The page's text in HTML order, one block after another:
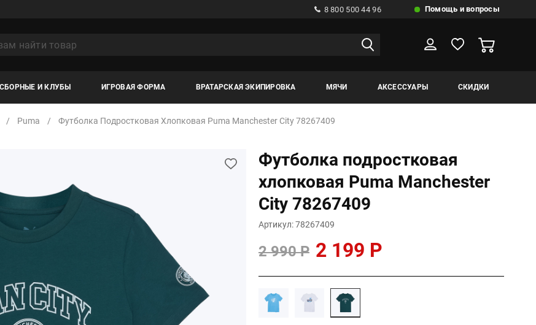
8 800 500 44 96 Помощь и вопросы
СБОРНЫЕ И КЛУБЫ ИГРОВАЯ ФОРМА ВРАТАРСКАЯ ЭКИПИРОВКА МЯЧИ АКСЕССУАРЫ СКИДКИ
Puma Футболка Подростковая Хлопковая Puma Manchester City 78267409
Футболка подростковая
хлопковая Puma Manchester
City 78267409
Артикул: 78267409
2 990 Р 2 199 Р